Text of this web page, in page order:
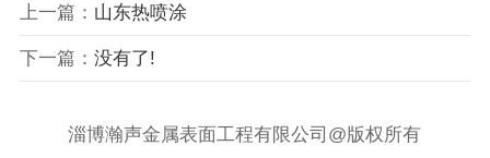
上一篇： 山东热喷涂
下一篇： 没有了!
淄博瀚声金属表面工程有限公司@版权所有